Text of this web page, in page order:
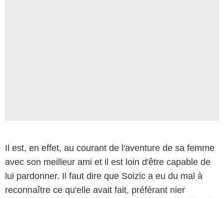
Il est, en effet, au courant de l'aventure de sa femme
avec son meilleur ami et il est loin d'être capable de
lui pardonner. Il faut dire que Soizic a eu du mal à
reconnaître ce qu'elle avait fait, préférant nier